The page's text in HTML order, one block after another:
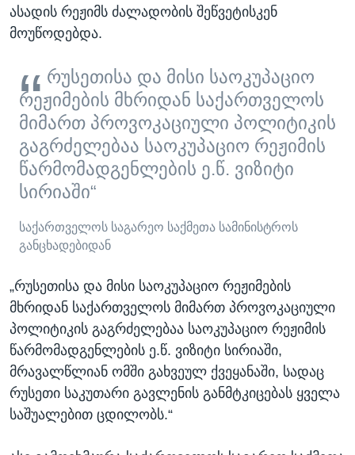
ასადის რეჟიმს ძალადობის შეწვეტისკენ
მოუწოდებდა.
რუსეთისა და მისი საოკუპაციო
რეჟიმების მხრიდან საქართველოს
მიმართ პროვოკაციული პოლიტიკის
გაგრძელებაა საოკუპაციო რეჟიმის
წარმომადგენლების ე.წ. ვიზიტი
სირიაში“
საქართველოს საგარეო საქმეთა სამინისტროს
განცხადებიდან
„რუსეთისა და მისი საოკუპაციო რეჟიმების
მხრიდან საქართველოს მიმართ პროვოკაციული
პოლიტიკის გაგრძელებაა საოკუპაციო რეჟიმის
წარმომადგენლების ე.წ. ვიზიტი სირიაში,
მრავალწლიან ომში გახვეულ ქვეყანაში, სადაც
რუსეთი საკუთარი გავლენის განმტკიცებას ყველა
საშუალებით ცდილობს.“